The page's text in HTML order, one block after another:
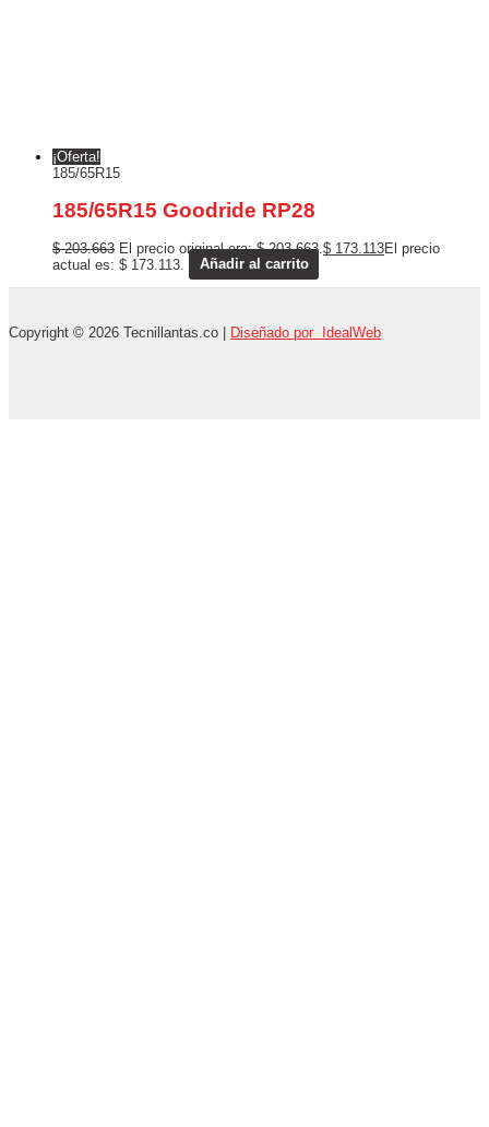
¡Oferta!
185/65R15
185/65R15 Goodride RP28
$203.663 El precio original era: $ 203.663. $ 173.113El precio
actual es: $ 173.113.
Añadir al carrito
Copyright © 2026 Tecnillantas.co | Diseñado por IdealWeb